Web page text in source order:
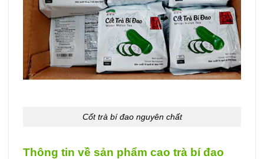
Cốt trà bí đao nguyên chất
Thông tin về sản phẩm cao trà bí đao